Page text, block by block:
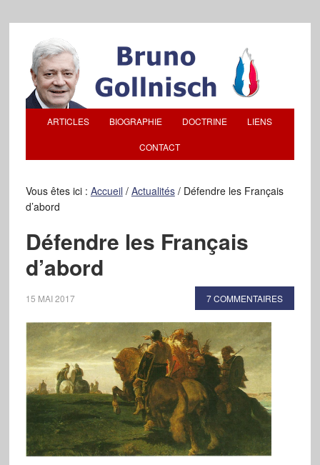
ARTICLES BIOGRAPHIE DOCTRINE LIENS
CONTACT
Vous êtes ici : Accueil / Actualités /Défendre les Français
d’abord
Défendre les Français
d’abord
15 MAI 2017 7 COMMENTAIRES